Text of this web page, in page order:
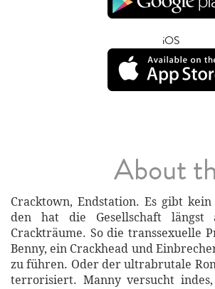
iOS
About
Cracktown, Endstation. Es gibt
den hat die Gesellschaft längst
Crackträume. So die transsexuelle
Benny, ein Crackhead und
zu führen. Oder der ultrabrutale
terrorisiert. Manny versucht